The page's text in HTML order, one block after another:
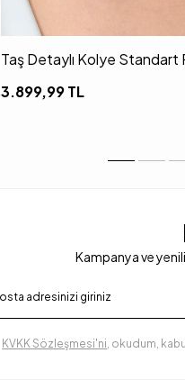
Taş Detaylı Kolye Standart
3.899,99TL
Kampanya ve
KVKK Sözleşmesi'ni, okudum,